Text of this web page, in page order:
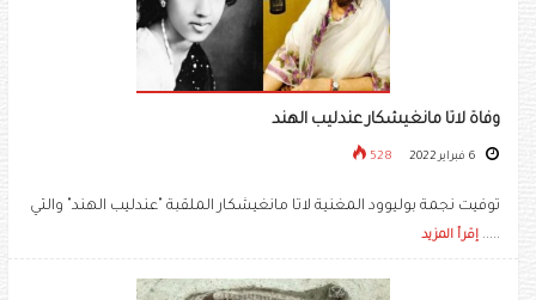
وفاة لاتا مانغيشكار عندليب الهند
528
توفيت نجمة بوليوود المغنية لاتا مانغيشكار الملقبة "عندليب الهند" والتي
..... إقرأ المزيد